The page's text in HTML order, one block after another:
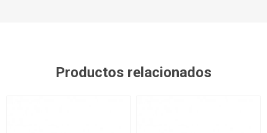
Productos relacionados